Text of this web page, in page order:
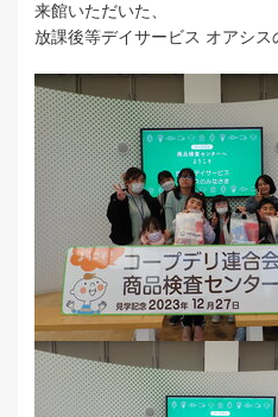
来館いただいた、
放課後等デイサービス オアシス